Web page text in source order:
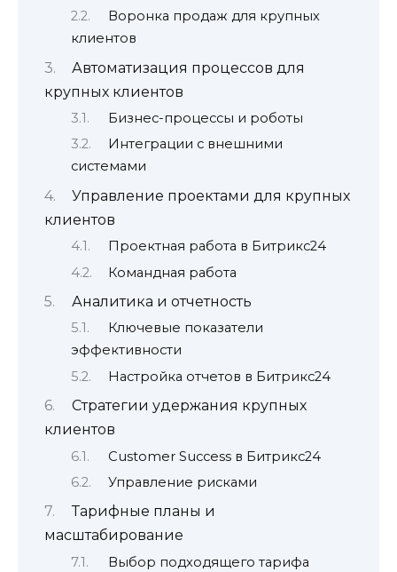
Воронка продаж для крупных
клиентов
Автоматизация процессов для
крупных клиентов
Бизнес-процессы и роботы
Интеграции с внешними
системами
Управление проектами для крупных
клиентов
Проектная работа в Битрикс24
Командная работа
Аналитика и отчетность
Ключевые показатели
эффективности
Настройка отчетов в Битрикс24
Стратегии удержания крупных
клиентов
Customer Success в Битрикс24
Управление рисками
Тарифные планы и
масштабирование
Выбор подходящего тарифа